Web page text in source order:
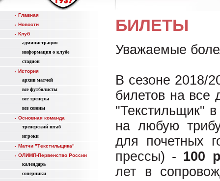
Главная
Новости
Клуб
администрация
информация о клубе
стадион
История
aрхив матчей
все футболисты
все тренеры
все сезоны
Основная команда
тренерский штаб
игроки
Матчи "Текстильщика"
ОЛИМП-Первенство России
календарь
соперники
БИЛЕТЫ
Уважаемые
В сезоне 2018/
билетов на
"Текстильщик"
на любую
для почетных
прессы) - 100
лет в